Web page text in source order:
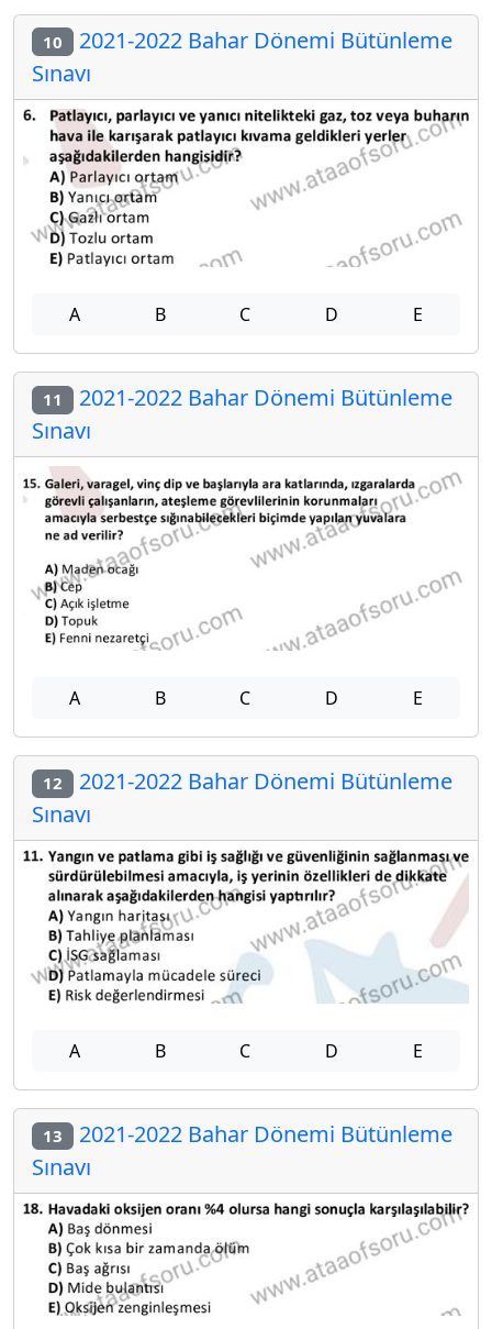
10 2021-2022 Bahar Dönemi Bütünleme
Sınavı
A B C D E
11 2021-2022 Bahar Dönemi Bütünleme
Sınavı
A B C D E
12 2021-2022 Bahar Dönemi Bütünleme
Sınavı
A B C D E
13 2021-2022 Bahar Dönemi Bütünleme
Sınavı